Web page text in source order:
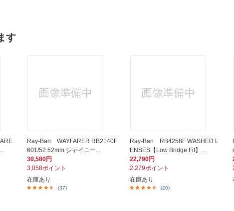
す
Ray-Ban WAYFARER RB2140F
601/52 52mm シャイニー...
30,580円
3,058ポイント
在庫あり
(37)
Ray-Ban RB4258F WASHED L
ENSES【Low Bridge Fit】...
22,790円
2,279ポイント
在庫あり
(20)